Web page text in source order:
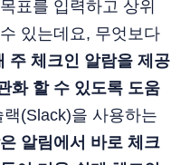
표를 입력하고 상위
있는데요, 무엇보다
주 체크인 알람을 제공
화 할 수 있도록 도움
(Slack)을 사용하는
알림에서 바로 체크